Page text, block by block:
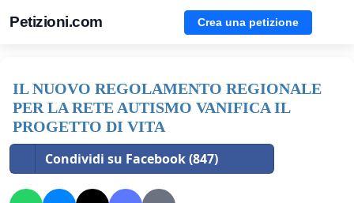
Petizioni.com Crea una petizione
IL NUOVO REGOLAMENTO REGIONALE
PER LA RETE AUTISMO VANIFICA IL
PROGETTO DI VITA
Condividi su Facebook (847)